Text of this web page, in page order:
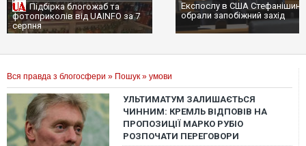
Підбірка блогожаб та
фотоприколів від UAINFO за 7
серпня
Експослу в США
обрали запобіжний захід
Вся правда з блогосфери » Пошук » умови
УЛЬТИМАТУМ ЗАЛИШАЄТЬСЯ
ЧИННИМ: КРЕМЛЬ ВІДПОВІВ НА
ПРОПОЗИЦІЇ МАРКО РУБІО
РОЗПОЧАТИ ПЕРЕГОВОРИ